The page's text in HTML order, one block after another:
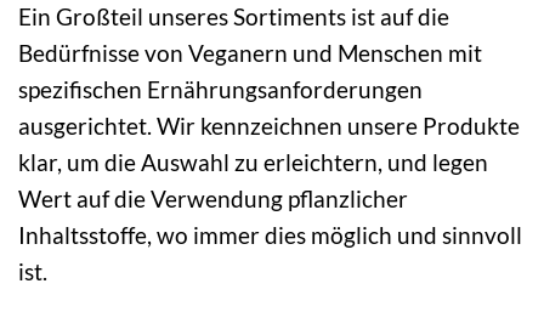
Ein Großteil unseres Sortiments ist auf die
Bedürfnisse von Veganern und Menschen mit
spezifischen Ernährungsanforderungen
ausgerichtet. Wir kennzeichnen unsere Produkte
klar, um die Auswahl zu erleichtern, und legen
Wert auf die Verwendung pflanzlicher
Inhaltsstoffe, wo immer dies möglich und sinnvoll
ist.